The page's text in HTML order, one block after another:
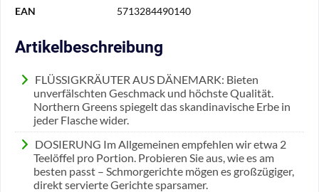
EAN 5713284490140
Artikelbeschreibung
FLÜSSIGKRÄUTER AUS DÄNEMARK: Bieten
unverfälschten Geschmack und höchste Qualität.
Northern Greens spiegelt das skandinavische Erbe in
jeder Flasche wider.
DOSIERUNG Im Allgemeinen empfehlen wir etwa 2
Teelöffel pro Portion. Probieren Sie aus, wie es am
besten passt – Schmorgerichte mögen es großzügiger,
direkt servierte Gerichte sparsamer.